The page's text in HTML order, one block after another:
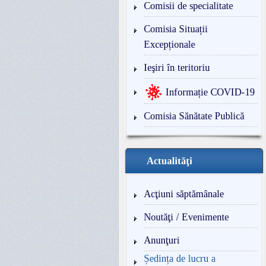
Comisii de specialitate
Comisia Situații
Excepționale
Ieşiri în teritoriu
Informație COVID-19
Comisia Sănătate Publică
Actualităţi
Acţiuni săptămânale
Noutăţi / Evenimente
Anunţuri
Ședința de lucru a